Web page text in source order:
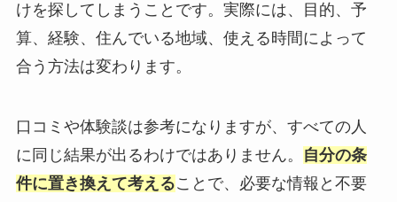
けを探してしまうことです。実際には、目的、予
算、経験、住んでいる地域、使える時間によって
合う方法は変わります。
口コミや体験談は参考になりますが、すべての人
に同じ結果が出るわけではありません。
自分の条
件に置き換えて考えることで、必要な情報と不要